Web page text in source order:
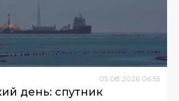
05 08 2026 06:55
день: спутник